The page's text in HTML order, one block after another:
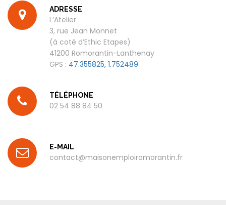
ADRESSE
L’Atelier
3, rue Jean Monnet
(à coté d’Ethic Etapes)
41200 Romorantin-Lanthenay
GPS : 47.355825, 1.752489
TÉLÉPHONE
02 54 88 84 50
E-MAIL
contact@maisonemploiromorantin.fr